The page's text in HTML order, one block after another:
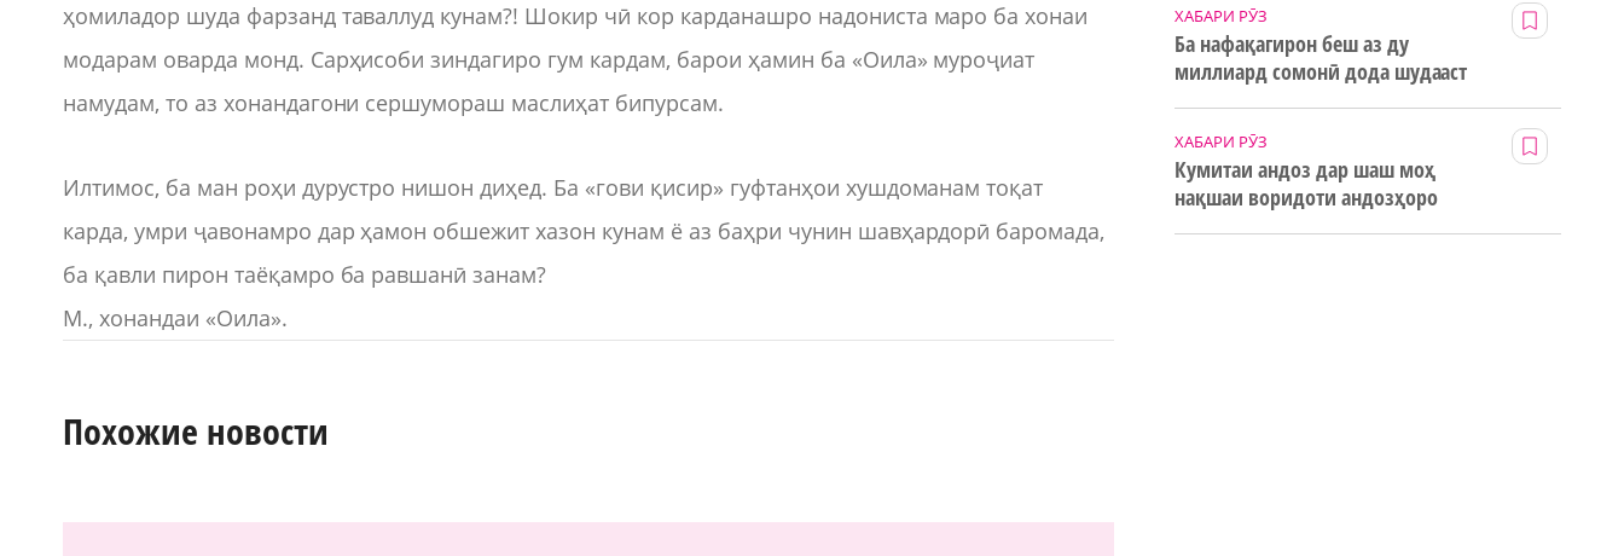
ҳомиладор шуда фарзанд таваллуд кунам?! Шокир чӣ кор карданашро надониста маро ба хонаи
модарам оварда монд. Сарҳисоби зиндагиро гум кардам, барои ҳамин ба «Оила» муроҷиат
намудам, то аз хонандагони сершумораш маслиҳат бипурсам.
Илтимос, ба ман роҳи дурустро нишон диҳед. Ба «гови қисир» гуфтанҳои хушдоманам тоқат
карда, умри ҷавонамро дар ҳамон обшежит хазон кунам ё аз баҳри чунин шавҳардорӣ баромада,
ба қавли пирон таёқамро ба равшанӣ занам?
М., хонандаи «Оила».
Похожие новости
ХАБАРИ РӮЗ
Ба нафақагирон беш аз ду
миллиард сомонӣ дода шудааст
ХАБАРИ РӮЗ
Кумитаи андоз дар шаш моҳ
нақшаи воридоти андозҳоро